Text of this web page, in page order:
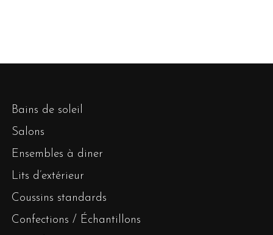
Bains de soleil
Salons
Ensembles à diner
Lits d’extérieur
Coussins standards
Confections / Échantillons